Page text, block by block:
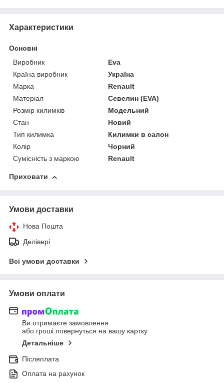
Характеристики
Основні
Виробник
Eva
Країна виробник
Україна
Марка
Renault
Матеріал
Севелин (EVA)
Розмір килимків
Модельний
Стан
Новий
Тип килимка
Килимки в салон
Колір
Чорний
Сумісність з маркою
Renault
Приховати
Умови доставки
Нова Пошта
Делівері
Всі умови доставки
Умови оплати
Ви отримаєте замовлення
або гроші повернуться на вашу картку
Детальніше
Післяплата
Оплата на рахунок